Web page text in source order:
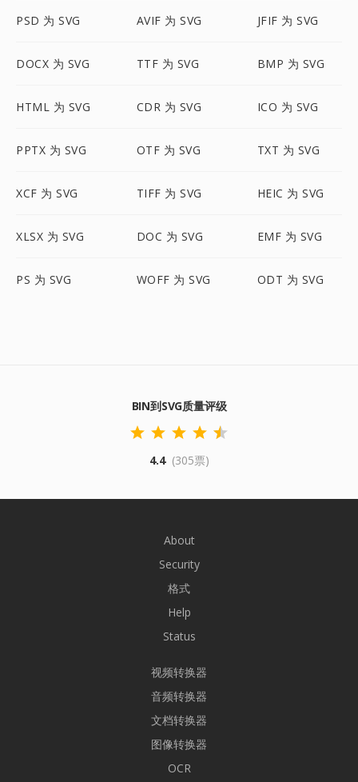
PSD 为 SVG AVIF 为 SVG JFIF 为 SVG
DOCX 为 SVG TTF 为 SVG BMP 为 SVG
HTML 为 SVG CDR 为 SVG ICO 为 SVG
PPTX 为 SVG OTF 为 SVG TXT 为 SVG
XCF 为 SVG TIFF 为 SVG HEIC 为 SVG
XLSX 为 SVG DOC 为 SVG EMF 为 SVG
PS 为 SVG WOFF 为 SVG ODT 为 SVG
BIN到SVG质量评级
4.4 (305票)
About
Security
格式
Help
Status
视频转换器
音频转换器
文档转换器
图像转换器
OCR